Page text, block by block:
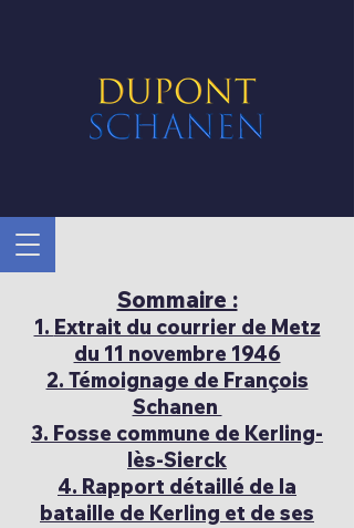
Sommaire :
1. Extrait du courrier de Metz
du 11 novembre 1946
2. Témoignage de François
Schanen
3. Fosse commune de Kerling-
lès-Sierck
4. Rapport détaillé de la
bataille de Kerling et de ses